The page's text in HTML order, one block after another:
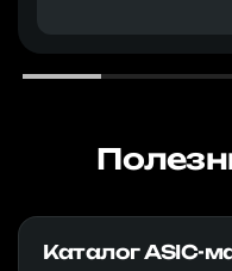
Каталог ASIC-